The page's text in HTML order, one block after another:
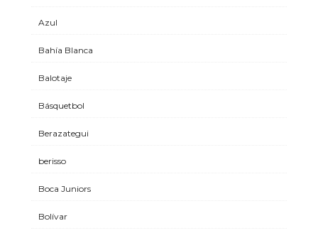
Azul
Bahía Blanca
Balotaje
Básquetbol
Berazategui
berisso
Boca Juniors
Bolívar